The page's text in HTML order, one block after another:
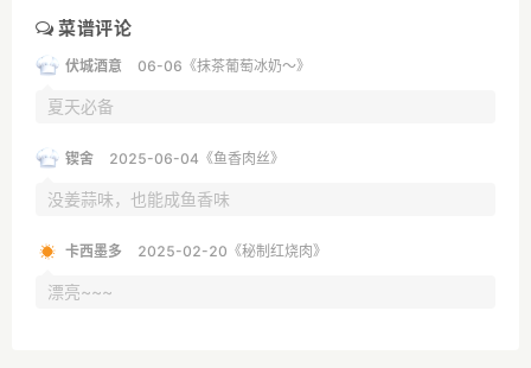
确定怀孕日期,
菜谱评论
伏城酒意 06-06《抹茶葡萄冰奶～》
夏天必备
锲舍 2025-06-04《鱼香肉丝》
没姜蒜味，也能成鱼香味
卡西墨多 2025-02-20《秘制红烧肉》
漂亮~~~